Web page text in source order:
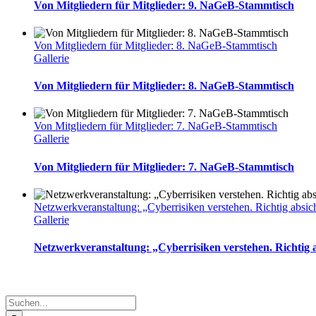
Von Mitgliedern für Mitglieder: 9. NaGeB-Stammtisch
Von Mitgliedern für Mitglieder: 8. NaGeB-Stammtisch
Gallerie
Von Mitgliedern für Mitglieder: 8. NaGeB-Stammtisch
Von Mitgliedern für Mitglieder: 7. NaGeB-Stammtisch
Gallerie
Von Mitgliedern für Mitglieder: 7. NaGeB-Stammtisch
Netzwerkveranstaltung: „Cyberrisiken verstehen. Richtig
Gallerie
Netzwerkveranstaltung: „Cyberrisiken verstehen. Richtig
Suche
nach: